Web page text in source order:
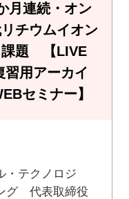
連続・オン
チウムイオン
課題 【LIVE
習用アーカイ
セミナー】
・テクノロジ
グ 代表取締役